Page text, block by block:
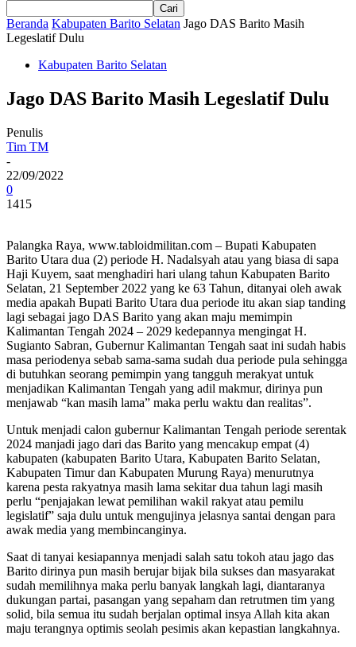
Beranda Kabupaten Barito Selatan Jago DAS Barito Masih
Legeslatif Dulu
Kabupaten Barito Selatan
Jago DAS Barito Masih Legeslatif Dulu
Penulis
Tim TM
-
22/09/2022
0
1415
Palangka Raya, www.tabloidmilitan.com – Bupati Kabupaten
Barito Utara dua (2) periode H. Nadalsyah atau yang biasa di sapa
Haji Kuyem, saat menghadiri hari ulang tahun Kabupaten Barito
Selatan, 21 September 2022 yang ke 63 Tahun, ditanyai oleh awak
media apakah Bupati Barito Utara dua periode itu akan siap tanding
lagi sebagai jago DAS Barito yang akan maju memimpin
Kalimantan Tengah 2024 – 2029 kedepannya mengingat H.
Sugianto Sabran, Gubernur Kalimantan Tengah saat ini sudah habis
masa periodenya sebab sama-sama sudah dua periode pula sehingga
di butuhkan seorang pemimpin yang tangguh merakyat untuk
menjadikan Kalimantan Tengah yang adil makmur, dirinya pun
menjawab “kan masih lama” maka perlu waktu dan realitas”.
Untuk menjadi calon gubernur Kalimantan Tengah periode serentak
2024 manjadi jago dari das Barito yang mencakup empat (4)
kabupaten (kabupaten Barito Utara, Kabupaten Barito Selatan,
Kabupaten Timur dan Kabupaten Murung Raya) menurutnya
karena pesta rakyatnya masih lama sekitar dua tahun lagi masih
perlu “penjajakan lewat pemilihan wakil rakyat atau pemilu
legislatif” saja dulu untuk mengujinya jelasnya santai dengan para
awak media yang membincanginya.
Saat di tanyai kesiapannya menjadi salah satu tokoh atau jago das
Barito dirinya pun masih berujar bijak bila sukses dan masyarakat
sudah memilihnya maka perlu banyak langkah lagi, diantaranya
dukungan partai, pasangan yang sepaham dan retrutmen tim yang
solid, bila semua itu sudah berjalan optimal insya Allah kita akan
maju terangnya optimis seolah pesimis akan kepastian langkahnya.